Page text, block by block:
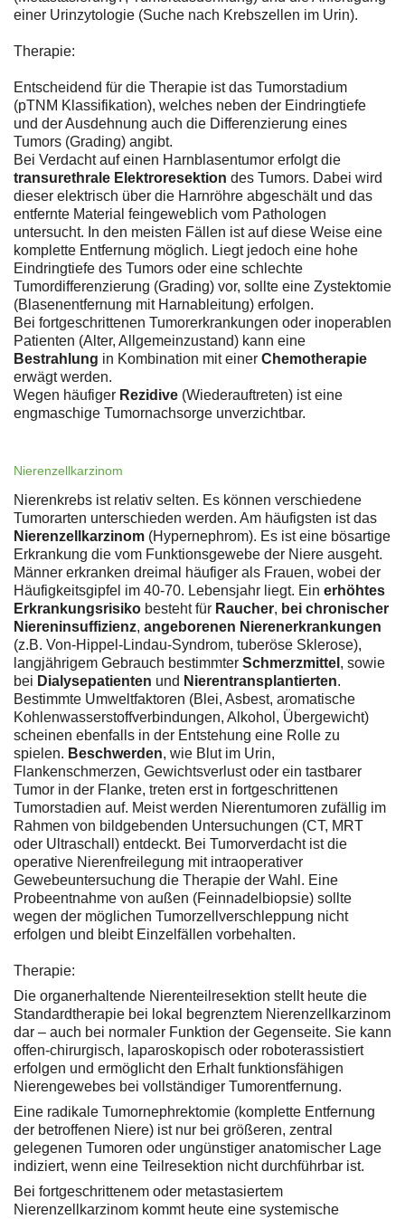
einer Urinzytologie (Suche nach Krebszellen im Urin).
Therapie:
Entscheidend für die Therapie ist das Tumorstadium
(pTNM Klassifikation), welches neben der Eindringtiefe
und der Ausdehnung auch die Differenzierung eines
Tumors (Grading) angibt.
Bei Verdacht auf einen Harnblasentumor erfolgt die
transurethrale Elektroresektion des Tumors. Dabei wird
dieser elektrisch über die Harnröhre abgeschält und das
entfernte Material feingeweblich vom Pathologen
untersucht. In den meisten Fällen ist auf diese Weise eine
komplette Entfernung möglich. Liegt jedoch eine hohe
Eindringtiefe des Tumors oder eine schlechte
Tumordifferenzierung (Grading) vor, sollte eine Zystektomie
(Blasenentfernung mit Harnableitung) erfolgen.
Bei fortgeschrittenen Tumorerkrankungen oder inoperablen
Patienten (Alter, Allgemeinzustand) kann eine
Bestrahlung in Kombination mit einer Chemotherapie
erwägt werden.
Wegen häufiger Rezidive (Wiederauftreten) ist eine
engmaschige Tumornachsorge unverzichtbar.
Nierenzellkarzinom
Nierenkrebs ist relativ selten. Es können verschiedene
Tumorarten unterschieden werden. Am häufigsten ist das
Nierenzellkarzinom (Hypernephrom). Es ist eine bösartige
Erkrankung die vom Funktionsgewebe der Niere ausgeht.
Männer erkranken dreimal häufiger als Frauen, wobei der
Häufigkeitsgipfel im 40-70. Lebensjahr liegt. Ein erhöhtes
Erkrankungsrisiko besteht für Raucher, bei chronischer
Niereninsuffizienz, angeborenen Nierenerkrankungen
(z.B. Von-Hippel-Lindau-Syndrom, tuberöse Sklerose),
langjährigem Gebrauch bestimmter Schmerzmittel , sowie
bei Dialysepatienten und Nierentransplantierten.
Bestimmte Umweltfaktoren (Blei, Asbest, aromatische
Kohlenwasserstoffverbindungen, Alkohol, Übergewicht)
scheinen ebenfalls in der Entstehung eine Rolle zu
spielen. Beschwerden, wie Blut im Urin,
Flankenschmerzen, Gewichtsverlust oder ein tastbarer
Tumor in der Flanke, treten erst in fortgeschrittenen
Tumorstadien auf. Meist werden Nierentumoren zufällig im
Rahmen von bildgebenden Untersuchungen (CT, MRT
oder Ultraschall) entdeckt. Bei Tumorverdacht ist die
operative Nierenfreilegung mit intraoperativer
Gewebeuntersuchung die Therapie der Wahl. Eine
Probeentnahme von außen (Feinnadelbiopsie) sollte
wegen der möglichen Tumorzellverschleppung nicht
erfolgen und bleibt Einzelfällen vorbehalten.
Therapie:
Die organerhaltende Nierenteilresektion stellt heute die
Standardtherapie bei lokal begrenztem Nierenzellkarzinom
dar – auch bei normaler Funktion der Gegenseite. Sie kann
offen-chirurgisch, laparoskopisch oder roboterassistiert
erfolgen und ermöglicht den Erhalt funktionsfähigen
Nierengewebes bei vollständiger Tumorentfernung.
Eine radikale Tumornephrektomie (komplette Entfernung
der betroffenen Niere) ist nur bei größeren, zentral
gelegenen Tumoren oder ungünstiger anatomischer Lage
indiziert, wenn eine Teilresektion nicht durchführbar ist.
Bei fortgeschrittenem oder metastasiertem
Nierenzellkarzinom kommt heute eine systemische